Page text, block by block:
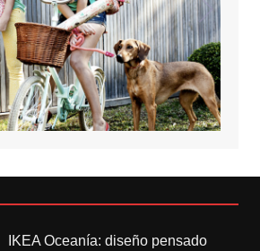
IKEA Oceanía: diseño pensado